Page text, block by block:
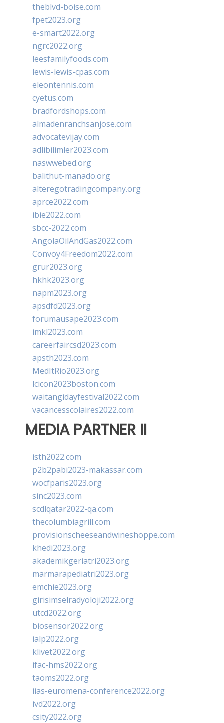
theblvd-boise.com
fpet2023.org
e-smart2022.org
ngrc2022.org
leesfamilyfoods.com
lewis-lewis-cpas.com
eleontennis.com
cyetus.com
bradfordshops.com
almadenranchsanjose.com
advocatevijay.com
adlibilimler2023.com
naswwebed.org
balithut-manado.org
alteregotradingcompany.org
aprce2022.com
ibie2022.com
sbcc-2022.com
AngolaOilAndGas2022.com
Convoy4Freedom2022.com
grur2023.org
hkhk2023.org
napm2023.org
apsdfd2023.org
forumausape2023.com
imkl2023.com
careerfaircsd2023.com
apsth2023.com
MedItRio2023.org
lcicon2023boston.com
waitangidayfestival2022.com
vacancesscolaires2022.com
MEDIA PARTNER II
isth2022.com
p2b2pabi2023-makassar.com
wocfparis2023.org
sinc2023.com
scdlqatar2022-qa.com
thecolumbiagrill.com
provisionscheeseandwineshoppe.com
khedi2023.org
akademikgeriatri2023.org
marmarapediatri2023.org
emchie2023.org
girisimselradyoloji2022.org
utcd2022.org
biosensor2022.org
ialp2022.org
klivet2022.org
ifac-hms2022.org
taoms2022.org
iias-euromena-conference2022.org
ivd2022.org
csity2022.org